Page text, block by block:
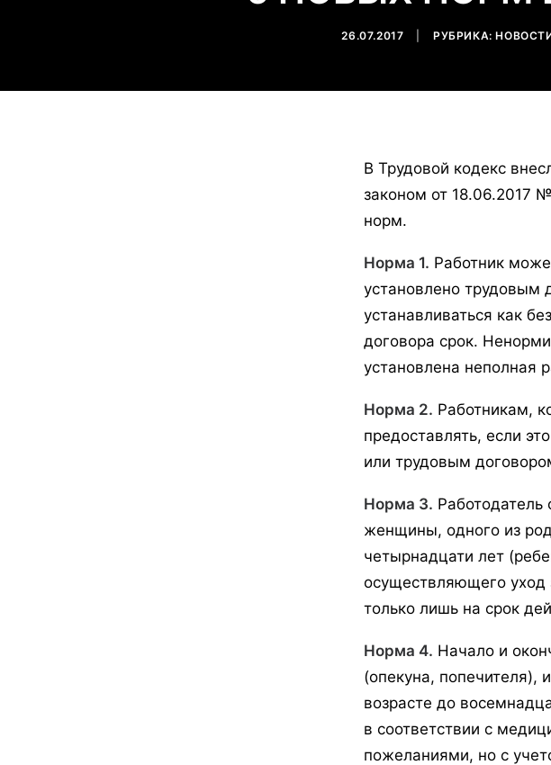
26.07.2017 РУБРИКА:
В Трудовой кодекс
законом от 18.06.2017
норм.
Норма 1. Работник
установлено трудовым
устанавливаться как
договора срок.
установлена неполная
Норма 2. Работникам,
предоставлять, если
или трудовым
Норма 3.
женщины, одного из
четырнадцати лет
осуществляющего уход
только лишь на срок
Норма 4. Начало и
(опекуна, попечителя),
возрасте до
в соответствии с
пожеланиями, но с